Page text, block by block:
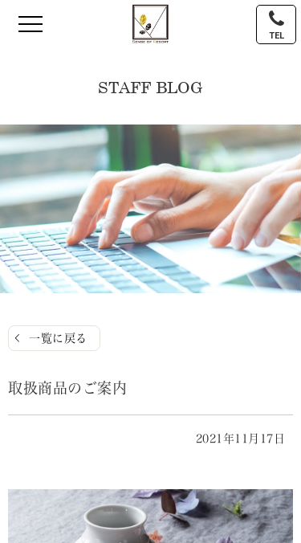
TEL
STAFF BLOG
一覧に戻る
取扱商品のご案内
2021年11月17日